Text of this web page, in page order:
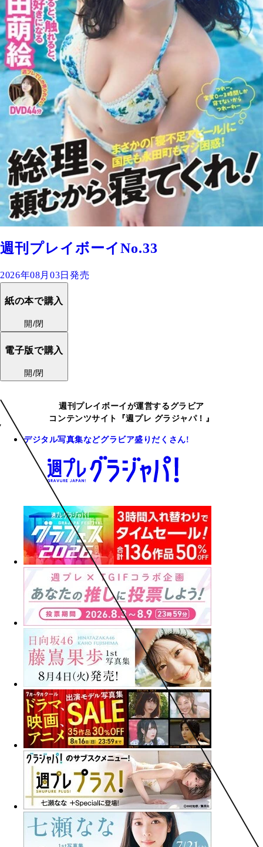
週刊プレイボーイNo.33
2026年08月03日発売
紙の本で購入
開/閉
電子版で購入
開/閉
週刊プレイボーイが運営するグラビア
コンテンツサイト『週プレ グラジャパ！』
デジタル写真集などグラビア盛りだくさん!